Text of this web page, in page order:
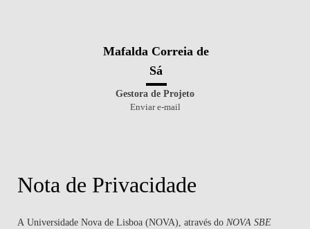
Mafalda Correia de
Sá
Gestora de Projeto
Enviar e-mail
Nota de Privacidade
A Universidade Nova de Lisboa (NOVA), através do NOVA SBE